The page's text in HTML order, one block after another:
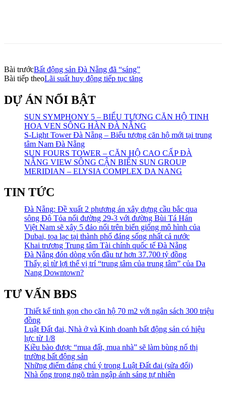
Bài trướcBất động sản Đà Nẵng đã “sáng”
Bài tiếp theoLãi suất huy động tiếp tục tăng
DỰ ÁN NỔI BẬT
SUN SYMPHONY 5 – BIỂU TƯỢNG CĂN HỘ TINH
HOA VEN SÔNG HÀN ĐÀ NẴNG
S-Light Tower Đà Nẵng – Biểu tượng căn hộ mới tại trung
tâm Nam Đà Nẵng
SUN FOURS TOWER – CĂN HỘ CAO CẤP ĐÀ
NẴNG VIEW SÔNG CẬN BIỂN SUN GROUP
MERIDIAN – ELYSIA COMPLEX DA NANG
TIN TỨC
Đà Nẵng: Đề xuất 2 phương án xây dựng cầu bắc qua
sông Đô Tỏa nối đường 29-3 với đường Bùi Tá Hán
Việt Nam sẽ xây 5 đảo nổi trên biển giống mô hình của
Dubai, tọa lạc tại thành phố đáng sống nhất cả nước
Khai trương Trung tâm Tài chính quốc tế Đà Nẵng
Đà Nẵng đón dòng vốn đầu tư hơn 37.700 tỷ đồng
Thấy gì từ lợi thế vị trí “trung tâm của trung tâm” của Da
Nang Downtown?
TƯ VẤN BĐS
Thiết kế tinh gọn cho căn hộ 70 m2 với ngân sách 300 triệu
đồng
Luật Đất đai, Nhà ở và Kinh doanh bất động sản có hiệu
lực từ 1/8
Kiều bào được “mua đất, mua nhà” sẽ làm bùng nổ thị
trường bất động sản
Những điểm đáng chú ý trong Luật Đất đai (sửa đổi)
Nhà ống trong ngõ tràn ngập ánh sáng tự nhiên